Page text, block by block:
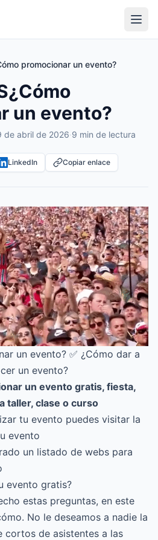
promocionar un evento?
un evento?
de abril de 2026·9 min de lectura
LinkedIn Copiar enlace
un evento? ✅ ¿Cómo dar a
un evento?
un evento gratis, fiesta,
taller, clase o curso
tu evento puedes visitar la
evento
un listado de webs para
evento gratis?
estas preguntas, en este
No le deseamos a nadie la
cortos de asistentes a las